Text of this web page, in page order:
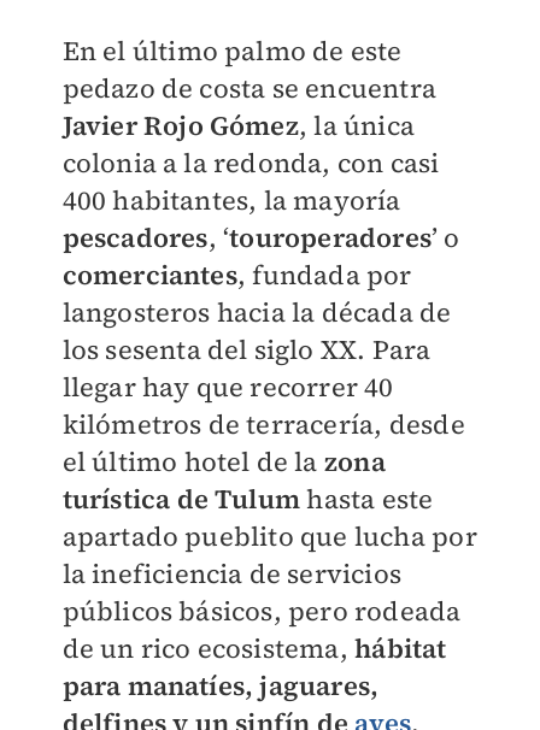
En el último palmo de este
pedazo de costa se encuentra
Javier Rojo Gómez, la única
colonia a la redonda, con casi
400 habitantes, la mayoría
pescadores, ‘touroperadores’ o
comerciantes, fundada por
langosteros hacia la década de
los sesenta del siglo XX. Para
llegar hay que recorrer 40
kilómetros de terracería, desde
el último hotel de la zona
turística de Tulumhasta este
apartado pueblito que lucha por
la ineficiencia de servicios
públicos básicos, pero rodeada
de un rico ecosistema,hábitat
para manatíes, jaguares,